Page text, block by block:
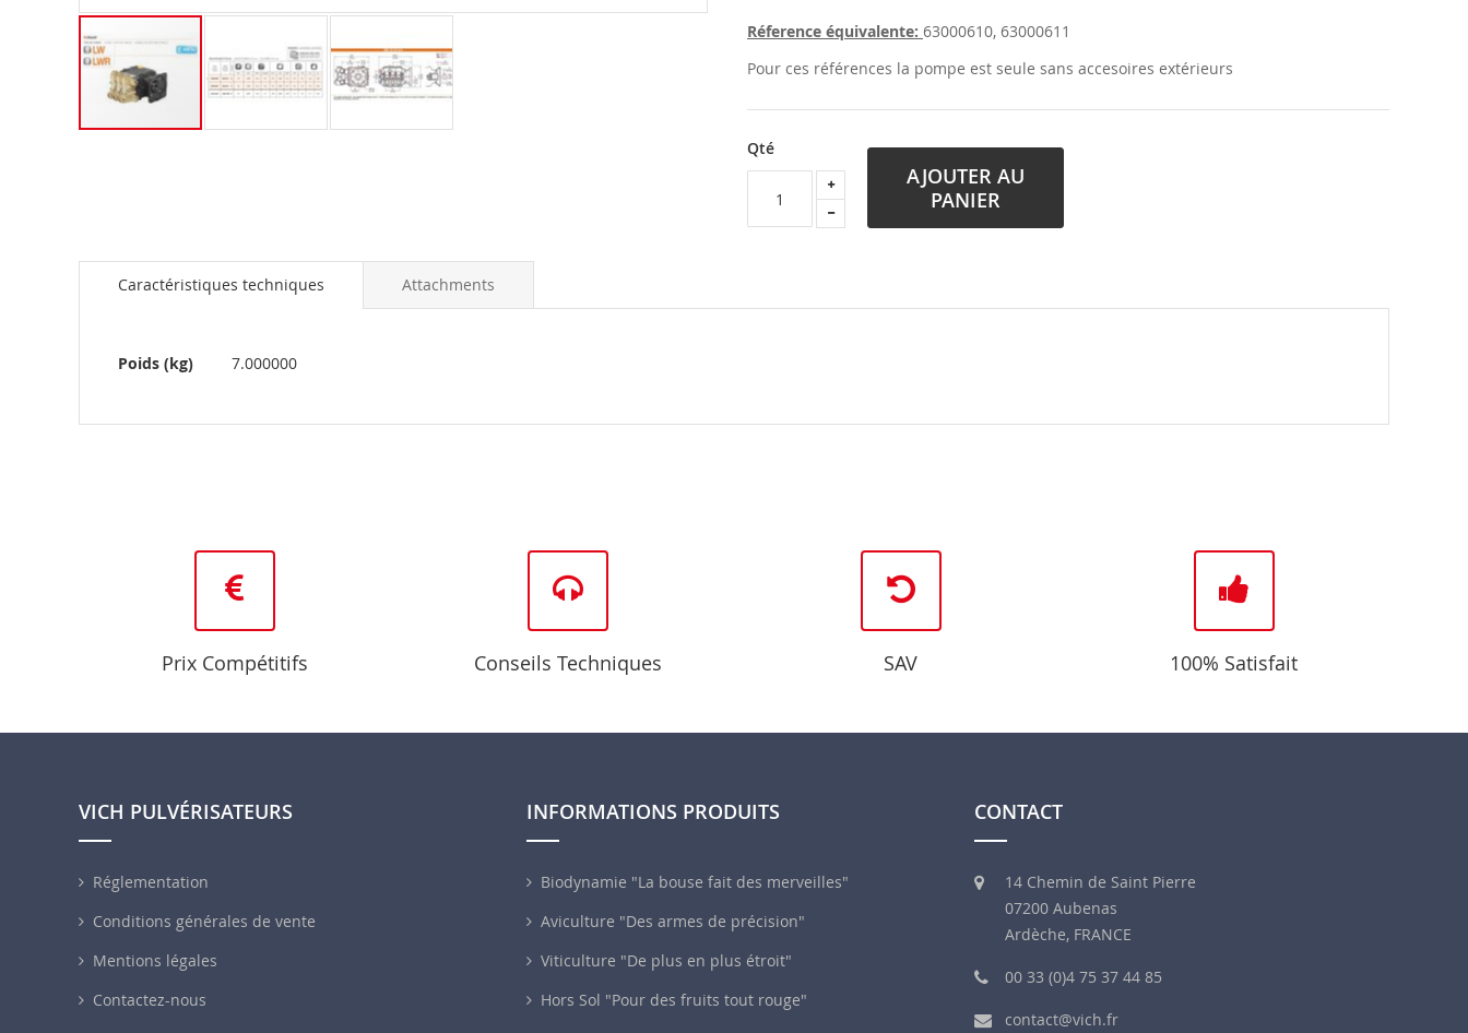
Réference équivalente: 63000610, 63000611
Pour ces références la pompe est seule sans accesoires extérieurs
Qté
AJOUTER AU
PANIER
galleryCaractéristiques techniques
Plus
d’information
Poids (kg) 7.000000
Attachments
Prix Compétitifs Conseils Techniques SAV 100% Satisfait
VICH PULVÉRISATEURS
Réglementation
Conditions générales de vente
Mentions légales
Contactez-nous
INFORMATIONS PRODUITS
Biodynamie "La bouse fait des merveilles"
Aviculture "Des armes de précision"
Viticulture "De plus en plus étroit"
Hors Sol "Pour des fruits tout rouge"
CONTACT
14 Chemin de Saint Pierre
07200 Aubenas
Ardèche, FRANCE
00 33 (0)4 75 37 44 85
contact@vich.fr